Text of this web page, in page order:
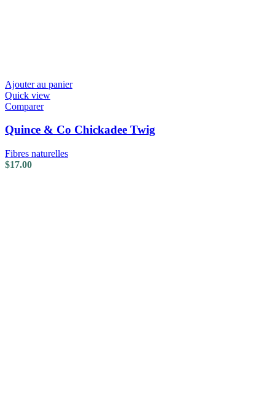
Ajouter au panier
Quick view
Comparer
Quince & Co Chickadee Twig
Fibres naturelles
$17.00